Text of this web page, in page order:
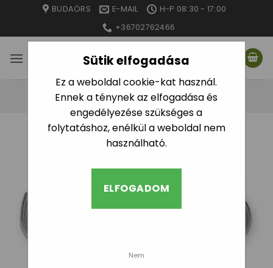
Sütik elfogadása
Ez a weboldal cookie-kat használ.
Ennek a ténynek az elfogadása és
engedélyezése szükséges a
folytatáshoz, enélkül a weboldal nem
használható.
ELFOGADOM
Nem
content
BUDAÖRS E-MAIL
H-P 08:30 - 17:00
+36702762466